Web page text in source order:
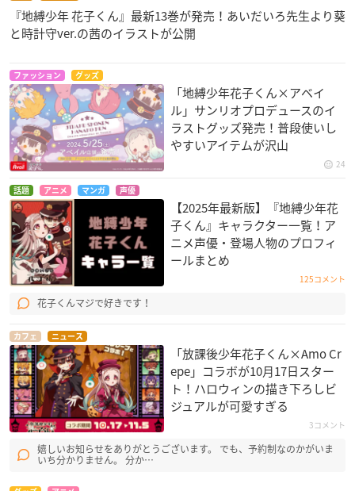
『地縛少年 花子くん』最新13巻が発売！あいだいろ先生より葵
と時計守ver.の茜のイラストが公開
ファッション グッズ
「地縛少年花子くん×アベイ
ル」サンリオプロデュースのイ
ラストグッズ発売！普段使いし
やすいアイテムが沢山
24
話題 アニメ マンガ 声優
【2025年最新版】『地縛少年花
子くん』キャラクター一覧！ア
ニメ声優・登場人物のプロフィ
ールまとめ
125コメント
花子くんマジで好きです！
カフェ ニュース
「放課後少年花子くん×Amo Cr
epe」コラボが10月17日スター
ト！ハロウィンの描き下ろしビ
ジュアルが可愛すぎる
3コメント
嬉しいお知らせをありがとうございます。 でも、予約制なのかがいま
いち分かりません。 分か…